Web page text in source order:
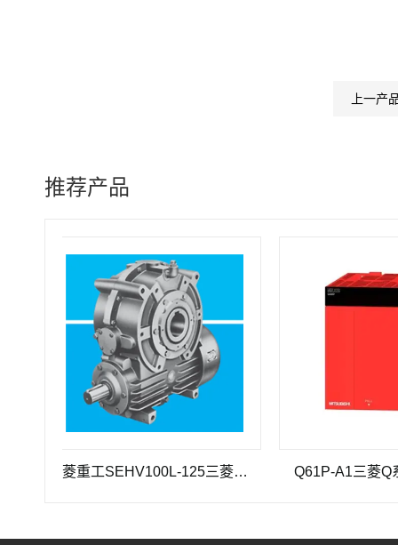
上一产
推荐产品
三菱重工SEHV100L-125三菱重工蜗轮蜗杆减速机SEHV100L-125 Q61P-A1三菱Q系列电